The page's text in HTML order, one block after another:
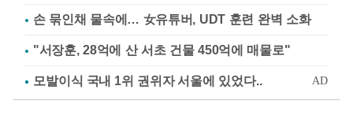
손 묶인채 물속에… 女유튜버, UDT 훈련 완벽 소화
"서장훈, 28억에 산 서초 건물 450억에 매물로"